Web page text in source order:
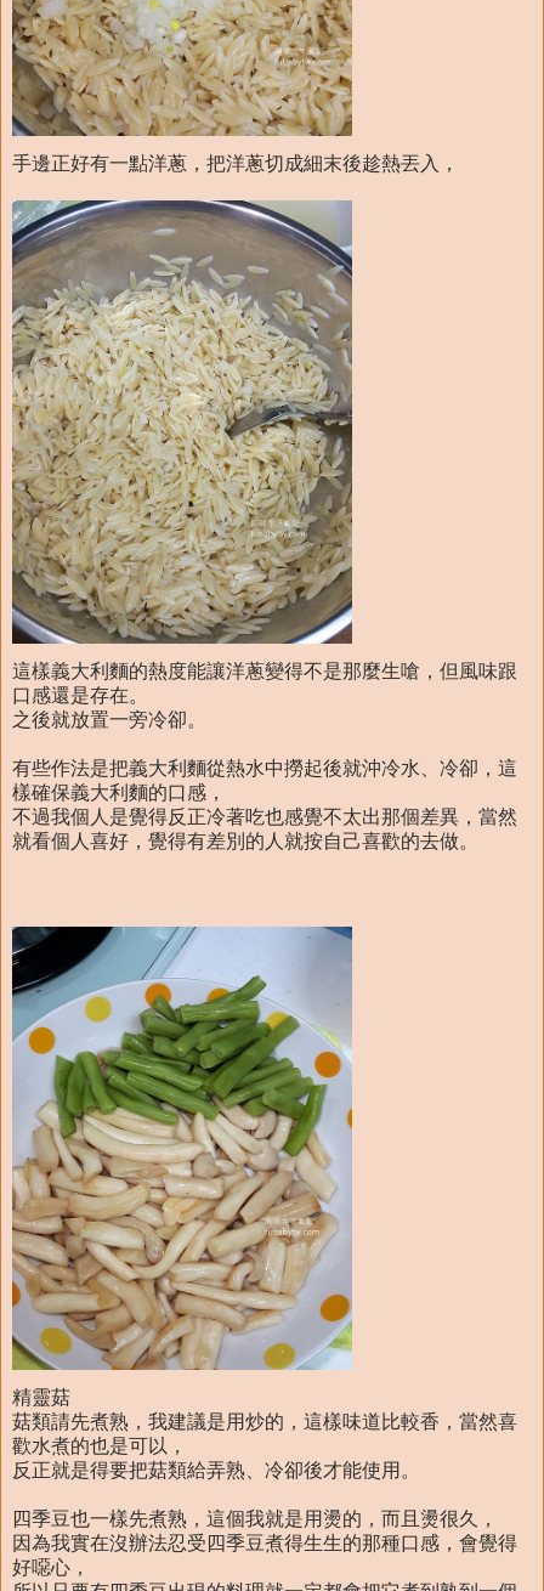
手邊正好有一點洋蔥，把洋蔥切成細末後趁熱丟入，
這樣義大利麵的熱度能讓洋蔥變得不是那麼生嗆，但風味跟
口感還是存在。
之後就放置一旁冷卻。
有些作法是把義大利麵從熱水中撈起後就沖冷水、冷卻，這
樣確保義大利麵的口感，
不過我個人是覺得反正冷著吃也感覺不太出那個差異，當然
就看個人喜好，覺得有差別的人就按自己喜歡的去做。
精靈菇
菇類請先煮熟，我建議是用炒的，這樣味道比較香，當然喜
歡水煮的也是可以，
反正就是得要把菇類給弄熟、冷卻後才能使用。
四季豆也一樣先煮熟，這個我就是用燙的，而且燙很久，
因為我實在沒辦法忍受四季豆煮得生生的那種口感，會覺得
好噁心，